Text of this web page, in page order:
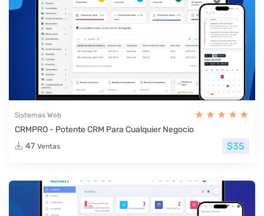
Sistemas Web
CRMPRO - Potente CRM Para Cualquier Negocio
47 Ventas $35